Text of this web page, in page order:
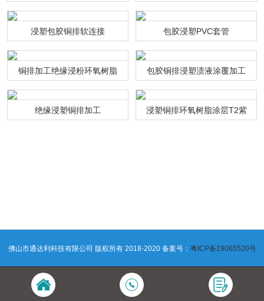
工 粉通达利厂家
浸塑包胶铜排软连接 包胶浸塑PVC套管
铜排加工绝缘浸粉环氧树脂 包胶铜排浸塑渍液涂覆加工
绝缘浸塑铜排加工 浸塑铜排环氧树脂涂层T2紫
佛山市通达利科技有限公司 版权所有 2018-2020 备案号： 粤ICP备19065520号